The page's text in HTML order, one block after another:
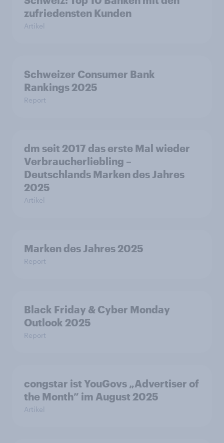
zufriedensten Kunden
Artikel
Schweizer Consumer Bank
Rankings 2025
Report
dm seit 2017 das erste Mal wieder
Verbraucherliebling –
Deutschlands Marken des Jahres
2025
Artikel
Marken des Jahres 2025
Report
Black Friday & Cyber Monday
Outlook 2025
Report
congstar ist YouGovs „Advertiser of
the Month” im August 2025
Artikel